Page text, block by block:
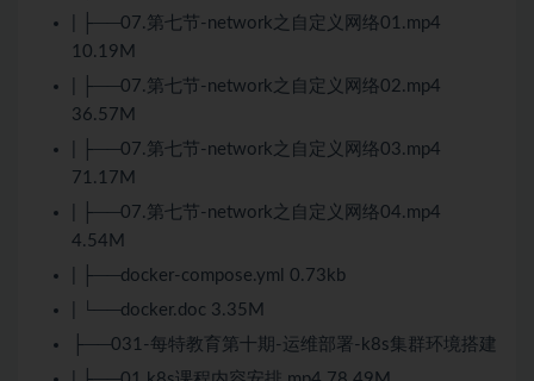
| ├──07.第七节-network之自定义网络01.mp4
10.19M
| ├──07.第七节-network之自定义网络02.mp4
36.57M
| ├──07.第七节-network之自定义网络03.mp4
71.17M
| ├──07.第七节-network之自定义网络04.mp4
4.54M
| ├──docker-compose.yml 0.73kb
| └──docker.doc 3.35M
├──031-每特教育第十期-运维部署-k8s集群环境搭建